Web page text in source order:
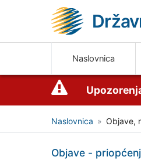
Naslovnica
Naslovnica Objave,
Objave -